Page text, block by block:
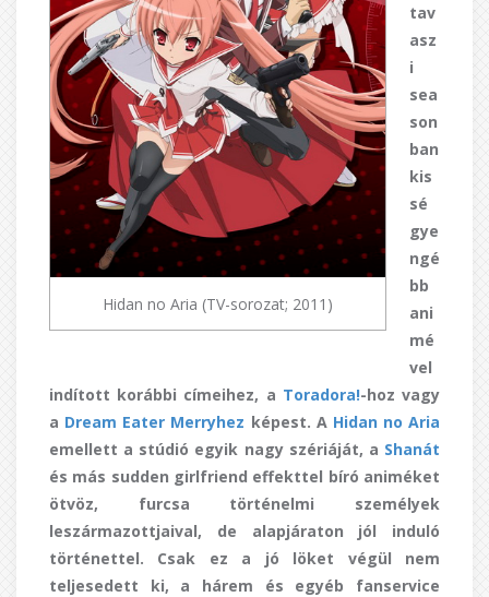
Hidan no Aria (TV-sorozat; 2011)
tav
asz
i
sea
son
ban
kis
sé
gye
ngé
bb
ani
mé
vel
indított korábbi címeihez, a Toradora!-hoz vagy
a Dream Eater Merryhez képest. A Hidan no Aria
emellett a stúdió egyik nagy szériáját, a Shanát
és más sudden girlfriend effekttel bíró animéket
ötvöz, furcsa történelmi személyek
leszármazottjaival, de alapjáraton jól induló
történettel. Csak ez a jó löket végül nem
teljesedett ki, a hárem és egyéb fanservice